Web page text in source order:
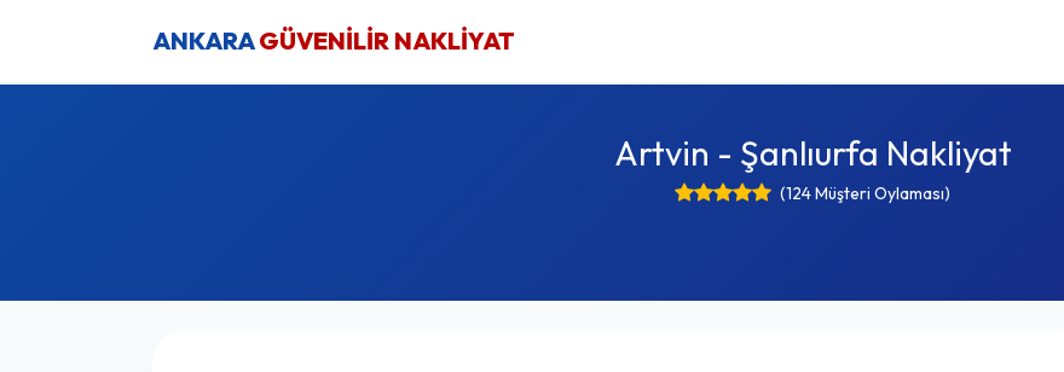
ANKARAGÜVENİLİR NAKLİYAT
Artvin - Şanlıurfa Nakliyat
(124 Müşteri Oylaması)